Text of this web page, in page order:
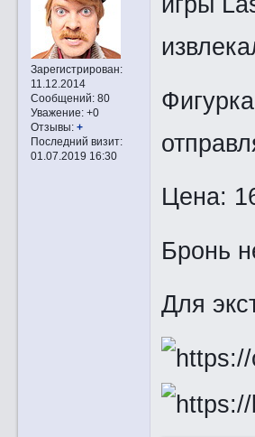
Зарегистрирован:
11.12.2014
Сообщений:80
Уважение: +0
Отзывы: +
Последний визит:
01.07.2019 16:30
Цена:
Бронь
Для